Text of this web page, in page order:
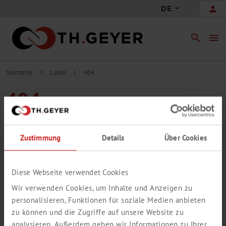
Zustimmung Details Über Cookies
Diese Webseite verwendet Cookies
Wir verwenden Cookies, um Inhalte und Anzeigen zu
personalisieren, Funktionen für soziale Medien anbieten
zu können und die Zugriffe auf unsere Website zu
analysieren. Außerdem geben wir Informationen zu Ihrer
DE person
search menu
Startseite chevron_right Labor chevron_right 404
404
DIESE SEITE IST LEIDER NICHT MEHR
VORHANDEN
Die von Ihnen aufgerufene Seite konnte leider nicht gefunden
Bitte verwenden Sie die Suche, um dennoch an die gewünschten
Informationen zu gelangen.